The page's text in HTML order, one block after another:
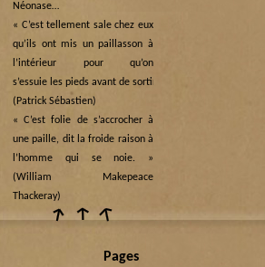
Néonase…
« C’est tellement sale chez eux
qu’ils ont mis un paillasson à
l’intérieur pour qu’on
s’essuie les pieds avant de sortir… »
(Patrick Sébastien)
« C’est folie de s’accrocher à
une paille, dit la froide raison à
l’homme qui se noie. »
(William Makepeace
Thackeray)
Pages